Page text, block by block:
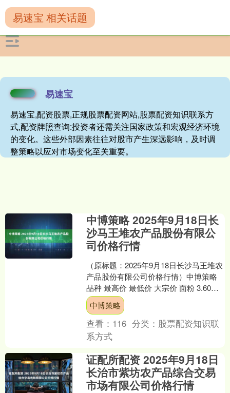
易速宝
易速宝,配资股票,正规股票配资网站,股票配资知识联系方
式,配资牌照查询:投资者还需关注国家政策和宏观经济环境
的变化。这些外部因素往往对股市产生深远影响，及时调
整策略以应对市场变化至关重要。
易速宝 相关话题
中博策略 2025年9月18日长
沙马王堆农产品股份有限公
司价格行情
（原标题：2025年9月18日长沙马王堆农
产品股份有限公司价格行情）中博策略
品种 最高价 最低价 大宗价 面粉 3.60
3.40 3.50 籼米(晚籼米) ....
中博策略
查看： 116 分类： 股票配资知识联
系方式
证配所配资 2025年9月18日
长治市紫坊农产品综合交易
市场有限公司价格行情